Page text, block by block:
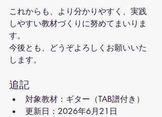
これからも、より分かりやすく、実践
しやすい教材づくりに努めてまいりま
す。
今後とも、どうぞよろしくお願いいた
します。
追記
対象教材：ギター（TAB譜付き）
更新日：2026年6月21日